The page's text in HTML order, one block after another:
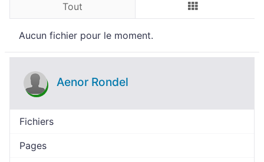
Tout
Aucun fichier pour le moment.
Aenor Rondel
Fichiers
Pages